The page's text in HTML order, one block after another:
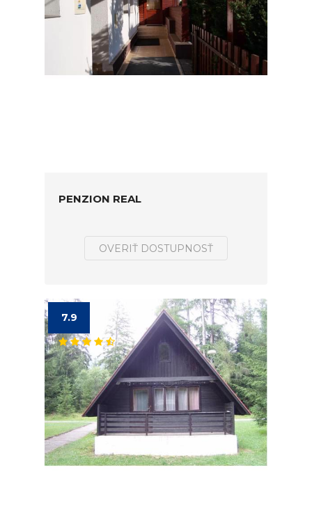
PENZION REAL
OVERIŤ DOSTUPNOSŤ
7.9